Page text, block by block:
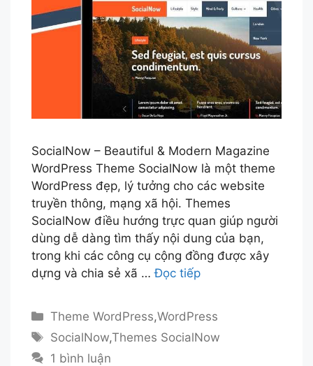
SocialNow – Beautiful & Modern Magazine
WordPress Theme SocialNow là một theme
WordPress đẹp, lý tưởng cho các website
truyền thông, mạng xã hội. Themes
SocialNow điều hướng trực quan giúp người
dùng dễ dàng tìm thấy nội dung của bạn,
trong khi các công cụ cộng đồng được xây
dựng và chia sẻ xã …Đọc tiếp
Danh
mục
Theme WordPress,WordPress
Thẻ
SocialNow,Themes SocialNow
1 bình luận